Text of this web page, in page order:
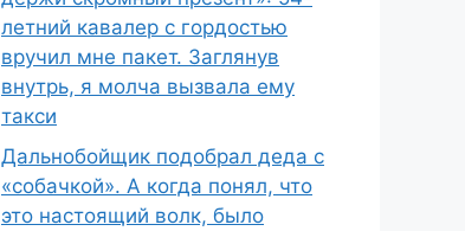
летний кавалер с гордостью
вручил мне пакет. Заглянув
внутрь, я молча вызвала ему
такси
Дальнобойщик подобрал деда с
«собачкой». А когда понял, что
это настоящий волк, было